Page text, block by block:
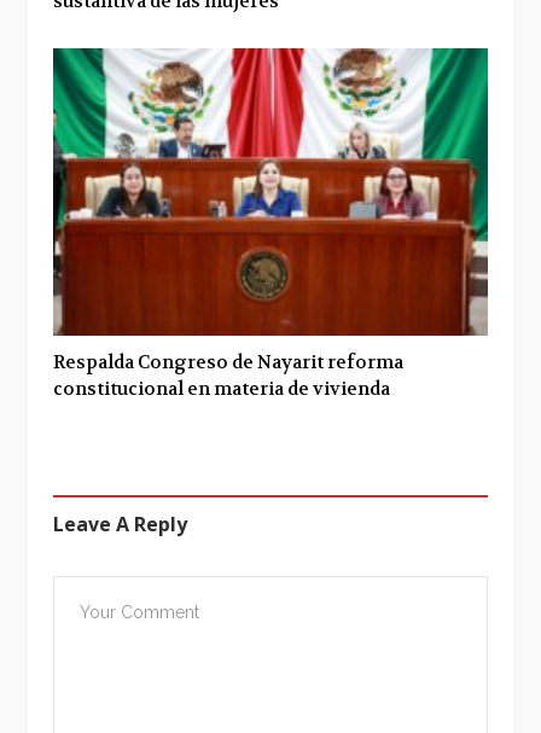
Respalda Congreso de Nayarit reforma
constitucional en materia de vivienda
Leave A Reply